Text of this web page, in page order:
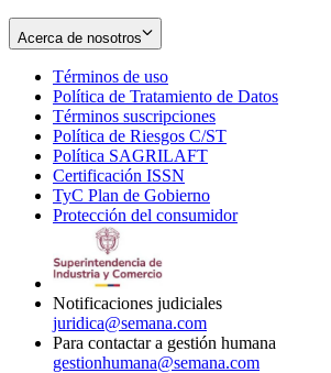
Acerca de nosotros
Términos de uso
in
new
window
Política de Tratamiento de Datos
Términos suscripciones
in
Política de Riesgos C/ST
Política SAGRILAFT
new
window
Certificación ISSN
in
new
TyC Plan de Gobierno
in
Protección del consumidorOpens
Notificaciones judiciales
juridica@semana.com
Para contactar a gestión humana
gestionhumana@semana.com